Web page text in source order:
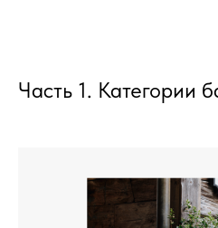
Часть 1. Категории